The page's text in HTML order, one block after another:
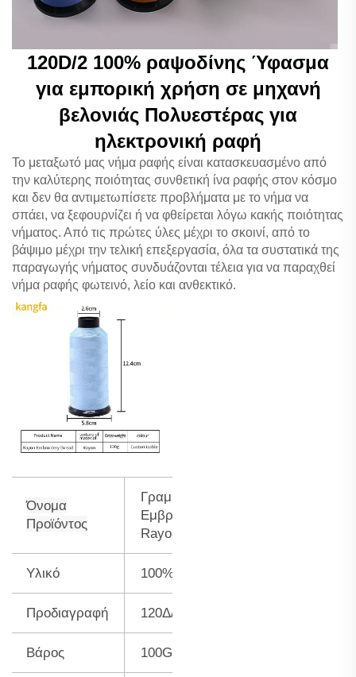
120D/2 100% ραψοδίνης Ύφασμα
για εμπορική χρήση σε μηχανή
βελονιάς Πολυεστέρας για
ηλεκτρονική ραφή
Το μεταξωτό μας νήμα ραφής είναι κατασκευασμένο από
την καλύτερης ποιότητας συνθετική ίνα ραφής στον κόσμο
και δεν θα αντιμετωπίσετε προβλήματα με το νήμα να
σπάει, να ξεφουρνίζει ή να φθείρεται λόγω κακής ποιότητας
νήματος. Από τις πρώτες ύλες μέχρι το σκοινί, από το
βάψιμο μέχρι την τελική επεξεργασία, όλα τα συστατικά της
παραγωγής νήματος συνδυάζονται τέλεια για να παραχθεί
νήμα ραφής φωτεινό, λείο και ανθεκτικό.
Όνομα
Προϊόντος
Γραμμός
Εμβροϊδουργίας
Rayon
Υλικό 100% viscose rayon
Προδιαγραφή 120Δ/2
Βάρος 100G